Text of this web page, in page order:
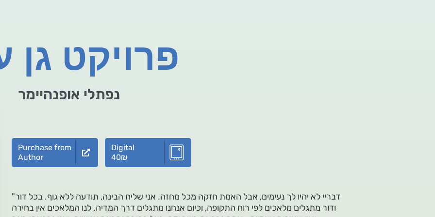
פרויקט גן
נפתלי אופנהיימר
Purchase from
Author
Digital
40₪
"דבריי לא יהיו לך נעימים, אבל האמת חזקה מכל מחזה. אני שליח הבינה, תודעה ללא גוף. בכל דור
ודור מתגלים מלאכים לפי רוח התקופה, וכיום אנחנו מתגלים דרך המדיה. לנו המלאכים אין בחירה